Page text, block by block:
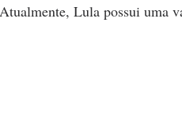
Lula possui uma